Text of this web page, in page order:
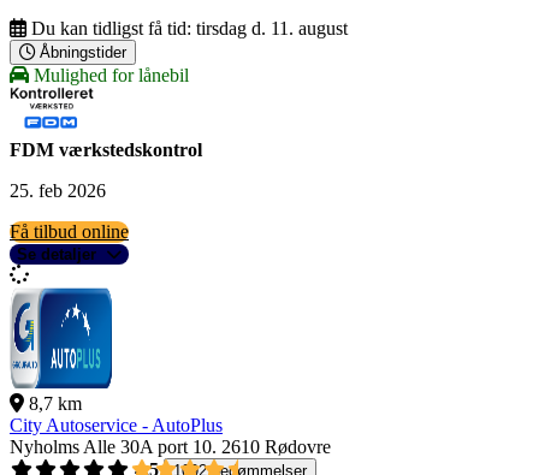
Du kan tidligst få tid: tirsdag d. 11. august
Åbningstider
Mulighed for lånebil
FDM værkstedskontrol
25. feb 2026
Få tilbud online
Se detaljer
8,7 km
City Autoservice - AutoPlus
Nyholms Alle 30A port 10. 2610 Rødovre
4,5
1092 bedømmelser